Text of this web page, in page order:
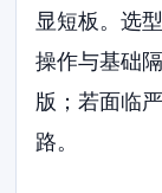
显短板。选
操作与基础
版；若面临
路。